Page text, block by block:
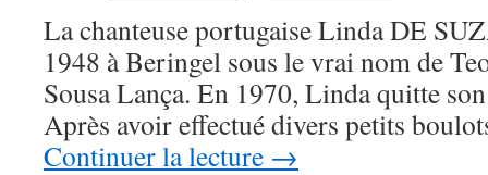
La chanteuse portugaise Linda DE
1948 à Beringel sous le vrai nom de
Sousa Lança. En 1970, Linda quitte
Après avoir effectué divers petits
Continuer la lecture →